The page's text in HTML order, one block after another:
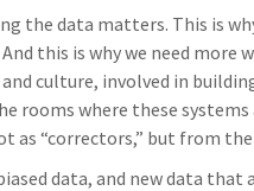
the data matters. This is
this is why we need more
culture, involved in
rooms where these systems
as “correctors,” but from
data, and new data that